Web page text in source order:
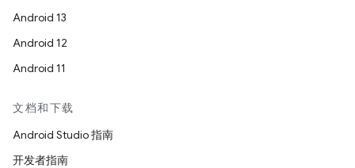
Android 13
Android 12
Android 11
文档和下载
Android Studio 指南
开发者指南